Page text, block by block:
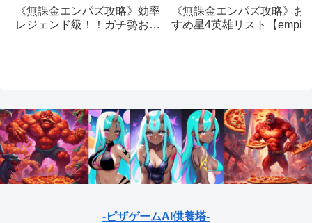
《無課金エンパズ攻略》効率
レジェンド級！！ガチ勢おす
《無課金エンパズ攻略》お
すめ星4英雄リスト【
-ピザゲームAI供養塔-